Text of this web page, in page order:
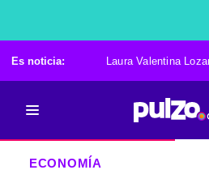
Es noticia: Laura Valentina
ECONOMÍA